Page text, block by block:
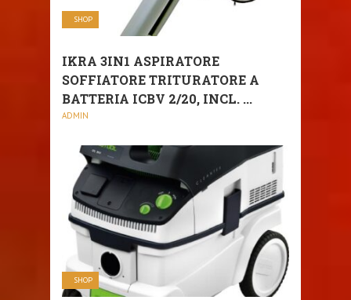
SHOP
IKRA 3IN1 ASPIRATORE
SOFFIATORE TRITURATORE A
BATTERIA ICBV 2/20, INCL. ...
ADMIN
SHOP